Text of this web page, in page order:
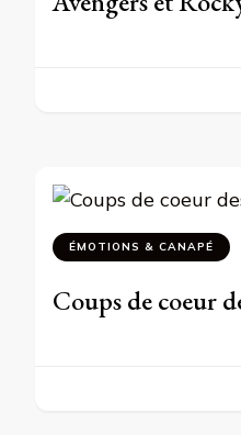
ÉMOTIONS & CANAPÉ
Coups de coeur